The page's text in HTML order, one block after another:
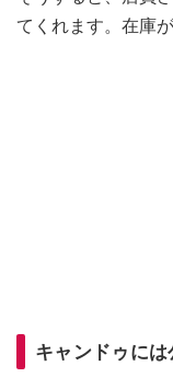
てくれます。在庫
キャンドゥに